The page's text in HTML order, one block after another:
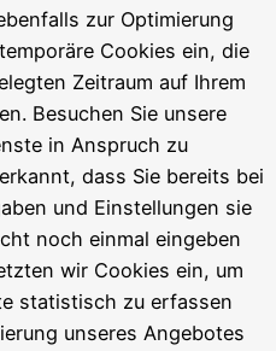
zur Optimierung
Cookies ein, die
Zeitraum auf Ihrem
Besuchen Sie unsere
in Anspruch zu
dass Sie bereits bei
und Einstellungen sie
noch einmal eingeben
wir Cookies ein, um
statistisch zu erfassen
unseres Angebotes